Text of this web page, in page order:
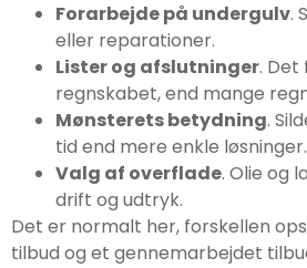
Forarbejde på undergulv.
eller reparationer.
Lister og afslutninger. Det
regnskabet, end mange
Mønsterets betydning.
tid end mere enkle løsninger.
Valg af overflade. Olie og
drift og udtryk.
Det er normalt her, forskellen
tilbud og et gennemarbejdet